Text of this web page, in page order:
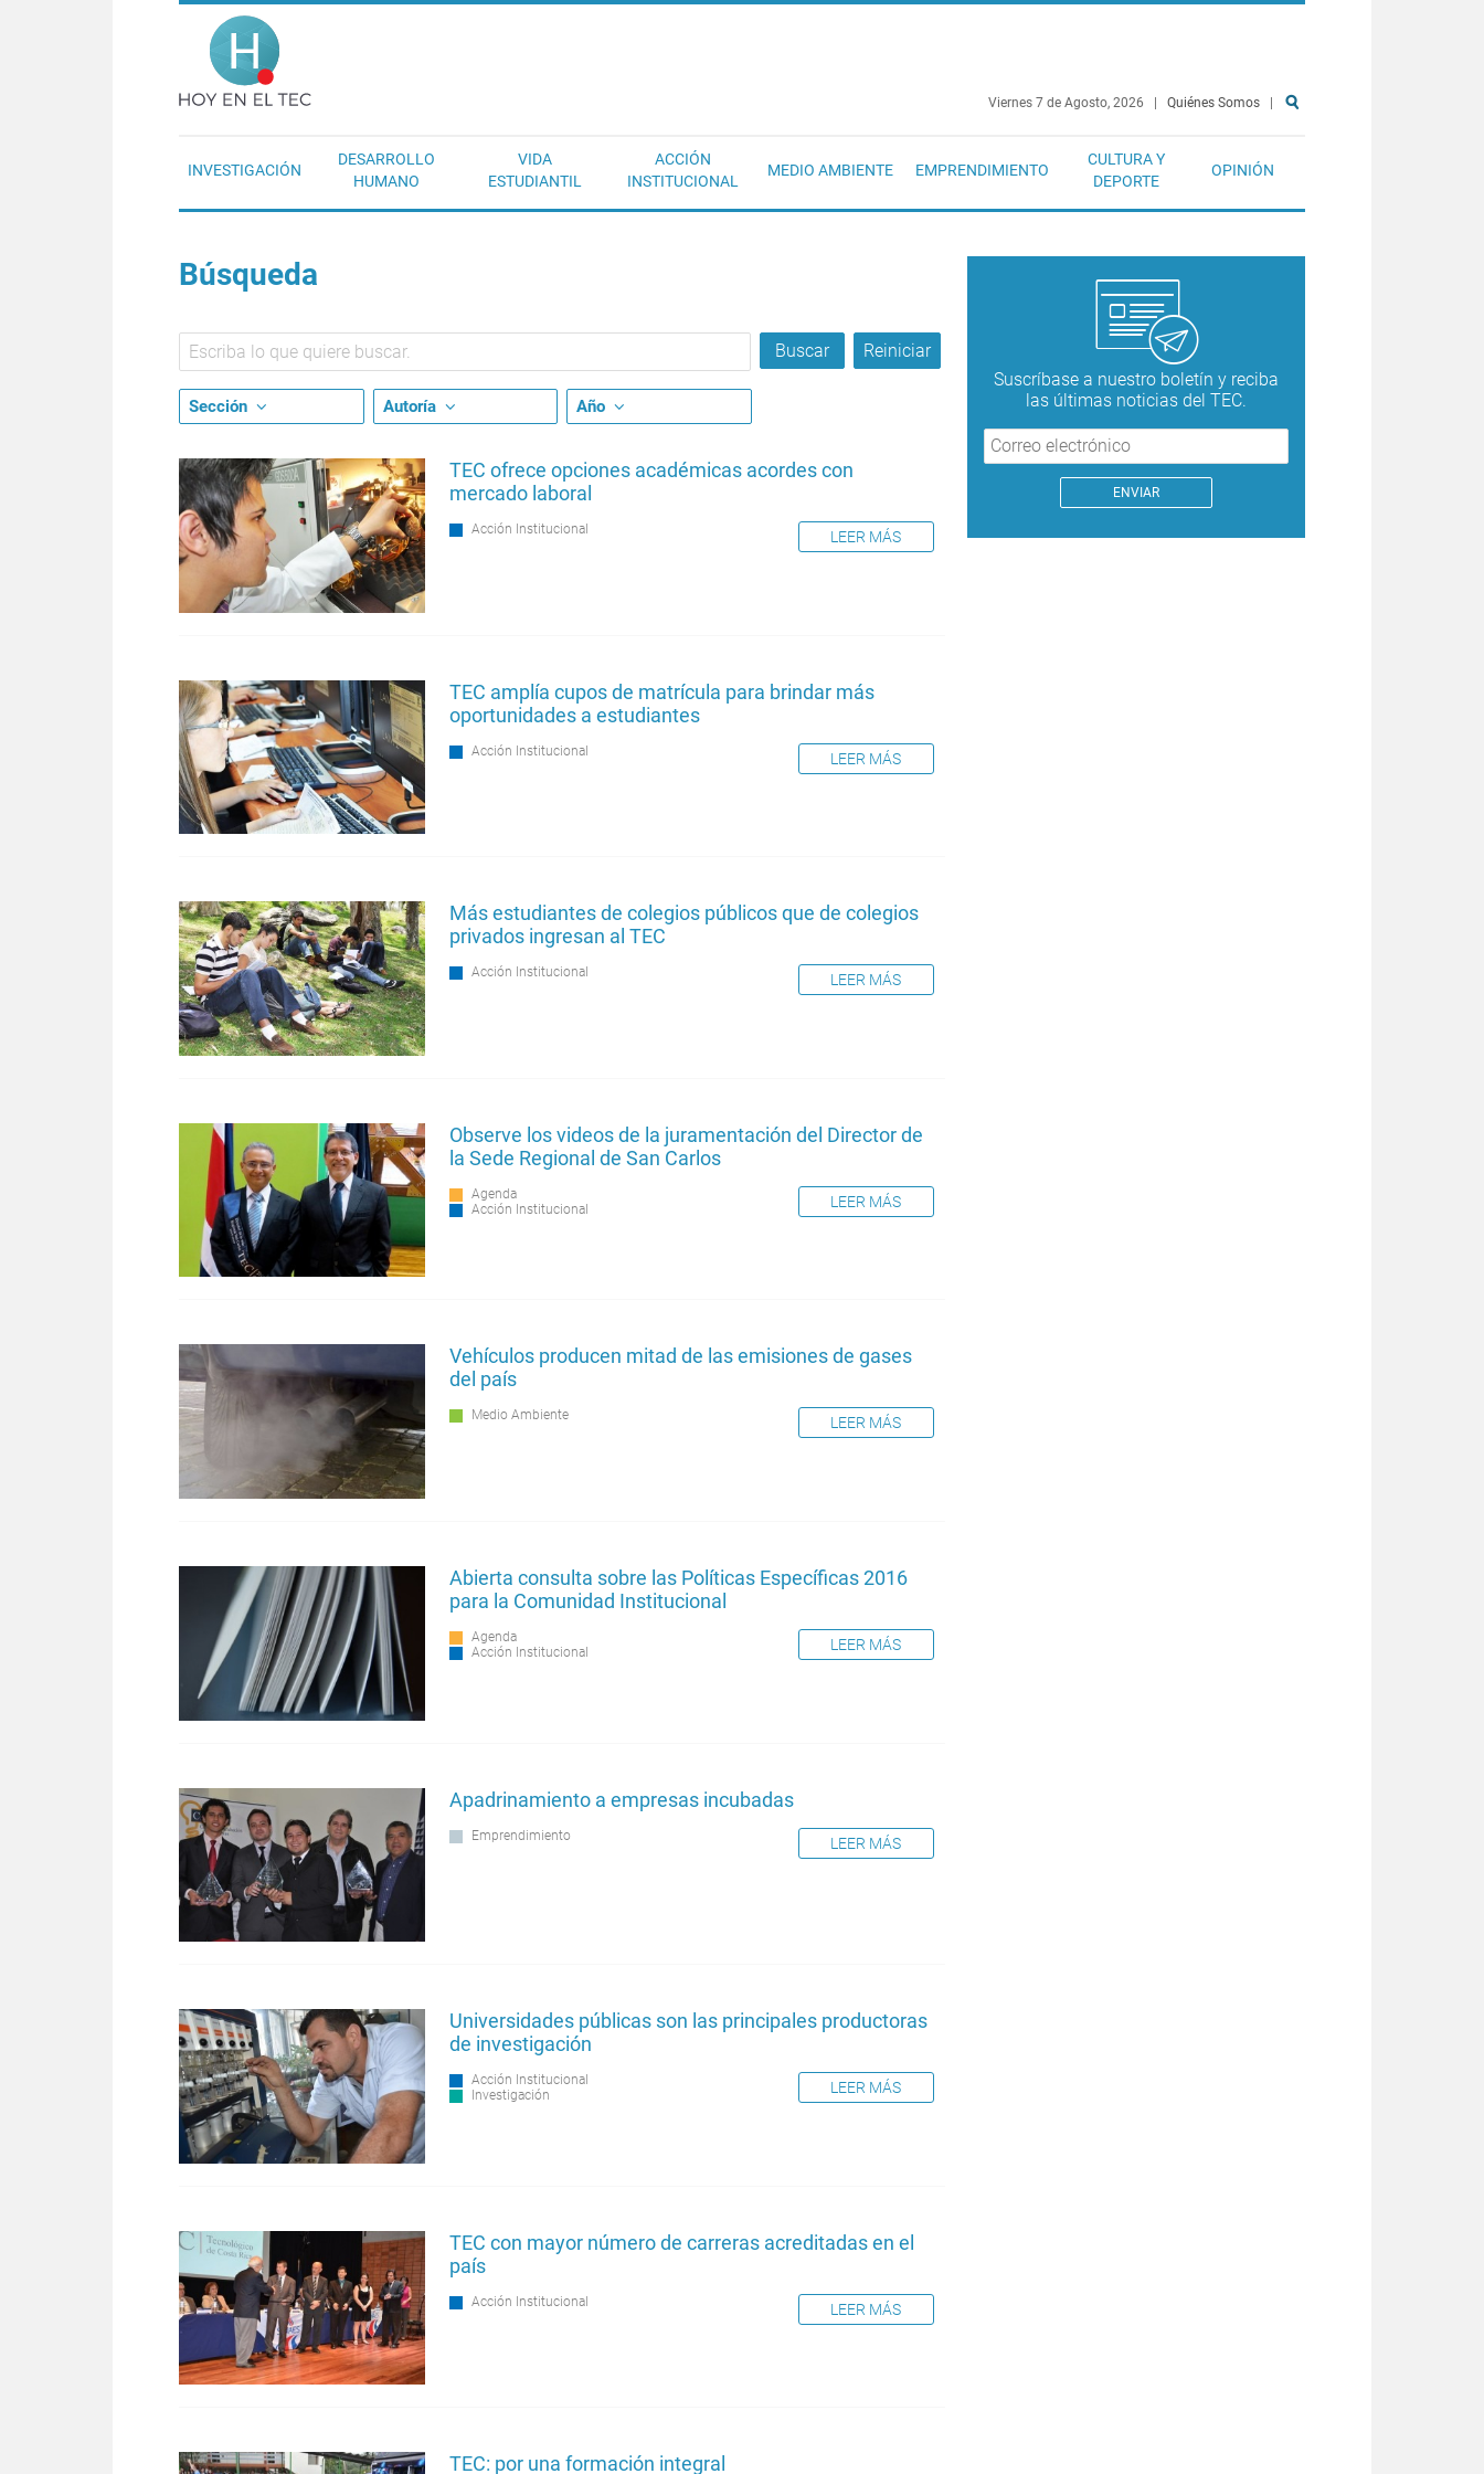
Pasar al contenido principal
Viernes 7 de Agosto, 2026 Quiénes Somos
INVESTIGACIÓN
DESARROLLO
HUMANO
VIDA
ESTUDIANTIL
ACCIÓN
INSTITUCIONAL
MEDIO AMBIENTE EMPRENDIMIENTO
CULTURA Y
DEPORTE
OPINIÓN
Búsqueda
Sección Autoría Año
TEC ofrece opciones académicas acordes con
mercado laboral
Acción Institucional LEER MÁS
TEC amplía cupos de matrícula para brindar más
oportunidades a estudiantes
Acción Institucional LEER MÁS
Más estudiantes de colegios públicos que de colegios
privados ingresan al TEC
Acción Institucional LEER MÁS
Observe los videos de la juramentación del Director de
la Sede Regional de San Carlos
Agenda
Acción Institucional
LEER MÁS
Vehículos producen mitad de las emisiones de gases
del país
Medio Ambiente LEER MÁS
Abierta consulta sobre las Políticas Específicas 2016
para la Comunidad Institucional
Agenda
Acción Institucional
LEER MÁS
Apadrinamiento a empresas incubadas
Emprendimiento LEER MÁS
Universidades públicas son las principales productoras
de investigación
Acción Institucional
Investigación
LEER MÁS
TEC con mayor número de carreras acreditadas en el
país
Acción Institucional LEER MÁS
TEC: por una formación integral
Suscríbase a nuestro boletín y reciba
las últimas noticias del TEC.